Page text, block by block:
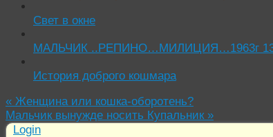
Свет в окне
МАЛЬЧИК ..РЕПИНО…МИЛИЦИЯ…1963г
История доброго кошмара
« Женщина или кошка-оборотень?
Мальчик вынужде носить Купальник »
Login